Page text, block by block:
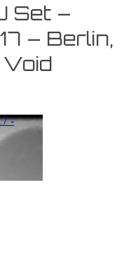
Set –
– Berlin,